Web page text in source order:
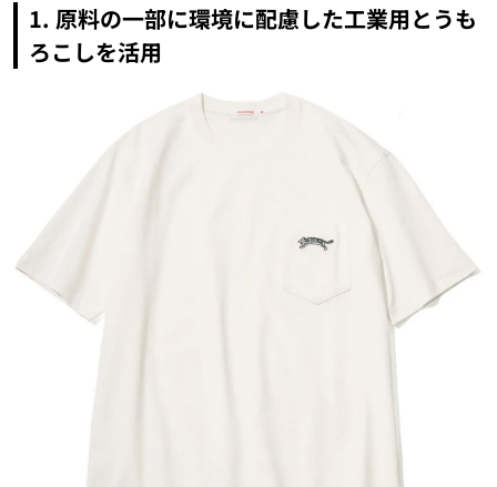
1. 原料の一部に環境に配慮した工業用とうも
ろこしを活用